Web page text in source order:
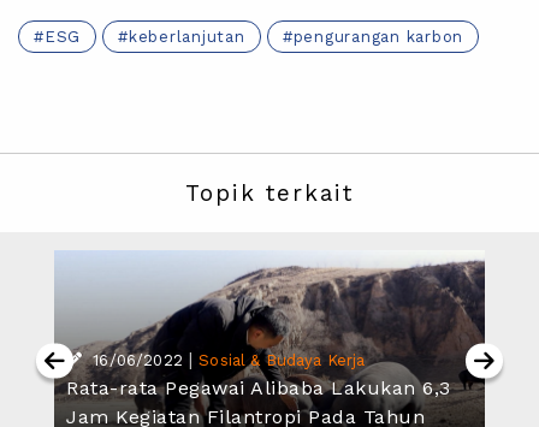
ESG keberlanjutan pengurangan karbon
Topik terkait
16/06/2022 | Sosial & Budaya Kerja
Rata-rata Pegawai Alibaba Lakukan 6,3
Jam Kegiatan Filantropi Pada Tahun